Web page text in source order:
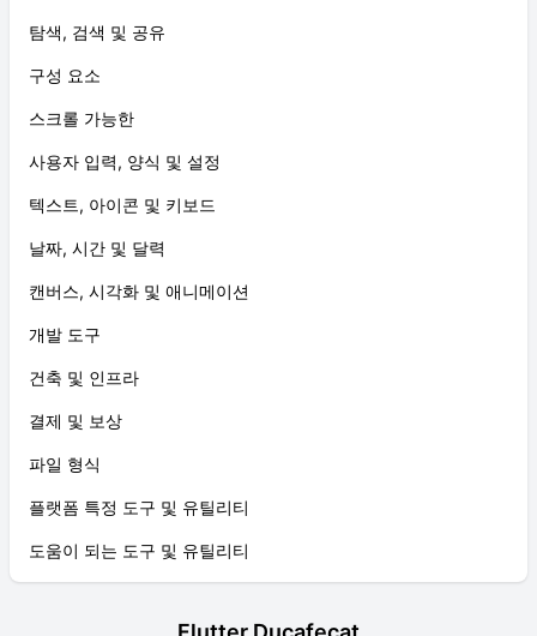
탐색, 검색 및 공유
구성 요소
스크롤 가능한
사용자 입력, 양식 및 설정
텍스트, 아이콘 및 키보드
날짜, 시간 및 달력
캔버스, 시각화 및 애니메이션
개발 도구
건축 및 인프라
결제 및 보상
파일 형식
플랫폼 특정 도구 및 유틸리티
도움이 되는 도구 및 유틸리티